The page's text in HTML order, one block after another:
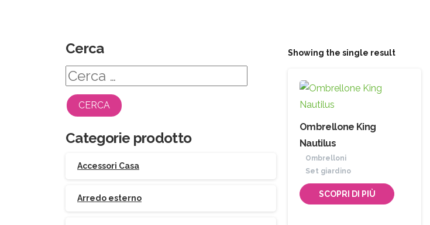
Showing the single result
Ombrellone King
Nautilus
Ombrelloni
Set giardino
SCOPRI DI PIÙ
Cerca
Ricerca
per:
Categorie prodotto
Accessori Casa
Arredo esterno